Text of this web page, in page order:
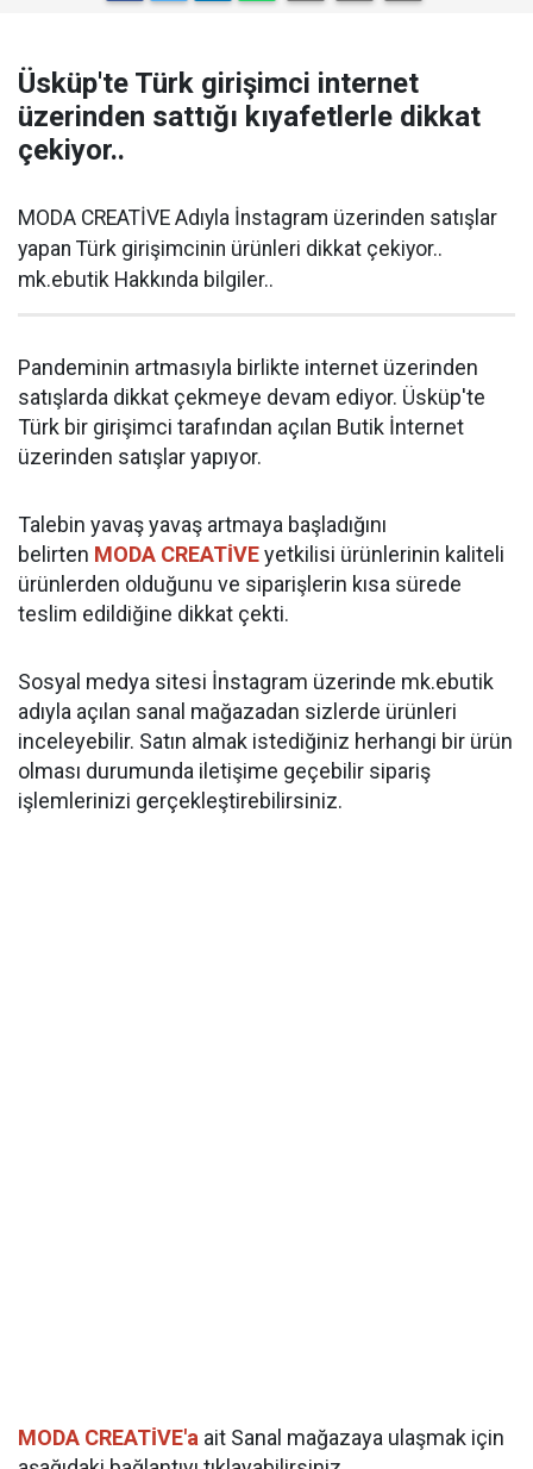
Üsküp'te Türk girişimci internet
üzerinden sattığı kıyafetlerle dikkat
çekiyor..
MODA CREATİVE Adıyla İnstagram üzerinden satışlar
yapan Türk girişimcinin ürünleri dikkat çekiyor..
mk.ebutik Hakkında bilgiler..
Pandeminin artmasıyla birlikte internet üzerinden
satışlarda dikkat çekmeye devam ediyor. Üsküp'te
Türk bir girişimci tarafından açılan Butik İnternet
üzerinden satışlar yapıyor.
Talebin yavaş yavaş artmaya başladığını
belirten MODA CREATİVEyetkilisi ürünlerinin kaliteli
ürünlerden olduğunu ve siparişlerin kısa sürede
teslim edildiğine dikkat çekti.
Sosyal medya sitesi İnstagram üzerinde mk.ebutik
adıyla açılan sanal mağazadan sizlerde ürünleri
inceleyebilir. Satın almak istediğiniz herhangi bir ürün
olması durumunda iletişime geçebilir sipariş
işlemlerinizi gerçekleştirebilirsiniz.
MODA CREATİVE'a ait Sanal mağazaya ulaşmak için